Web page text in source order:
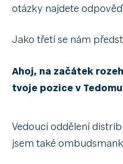
otázky najdete
Jako třetí se nám
Ahoj, na začátek
tvoje pozice v
Vedoucí oddělení
jsem také